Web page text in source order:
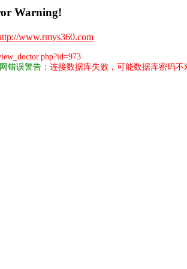
Warning!
www.rmys360.com
错误警告： 连接数据库失败，可能数据库密码